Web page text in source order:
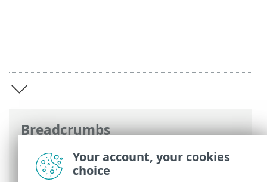
Breadcrumbs
Online-Help van ESET>ESET PROTECT
Hub>ESET PROTECT Hub inleiding
Your account, your cookies
choice